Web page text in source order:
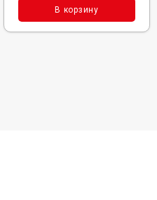
В корзину